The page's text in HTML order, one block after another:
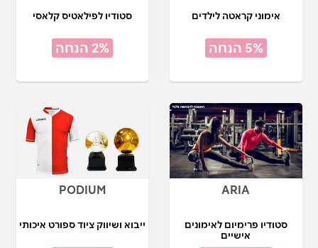
אימוני קראטה לילדים
5% הנחה
סטודיו לפילאטיס קלאסי
2% הנחה
ARIA
סטודיו פרימיום לאימונים
אישיים
PODIUM
ייבוא ושיווק ציוד ספורט איכותי